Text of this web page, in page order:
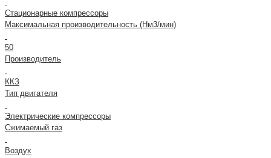
Стационарные компрессоры
Максимальная производительность (Нм3/мин)
50
Производитель
ККЗ
Тип двигателя
Электрические компрессоры
Сжимаемый газ
Воздух